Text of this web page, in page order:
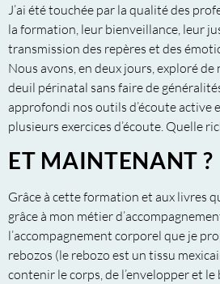
J’ai été touchée par la qualité des
la formation, leur bienveillance, leur
transmission des repères et des
Nous avons, en deux jours, exploré
deuil périnatal sans faire de
approfondi nos outils d’écoute active
plusieurs exercices d’écoute. Quelle
ET MAINTENANT ?
Grâce à cette formation et aux livres
grâce à mon métier
l’accompagnement corporel que je
rebozos (le rebozo est un tissu
contenir le corps, de l’envelopper et le